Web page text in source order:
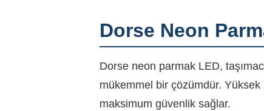
Dorse Neon
Dorse neon parmak LED,
mükemmel bir çözümdür.
maksimum güvenlik sağlar.